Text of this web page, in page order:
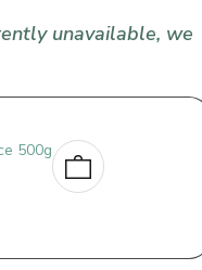
unavailable, we
500g